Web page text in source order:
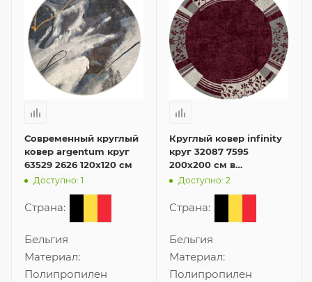
Современный круглый
ковер argentum круг
63529 2626 120x120 см
Доступно: 1
Страна:
Бельгия
Материал:
Полипропилен
Круглый ковер infinity
круг 32087 7595
200x200 см в
современном стиле
Доступно: 2
Страна:
Бельгия
Материал:
Полипропилен